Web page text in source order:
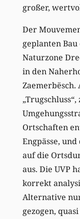
großer,
Der
geplanten
Naturzone
in den
Zaemerbësch.
Ortschaften
Engpässe,
auf die
aus. Die UVP
korrekt
Alternative
gezogen,